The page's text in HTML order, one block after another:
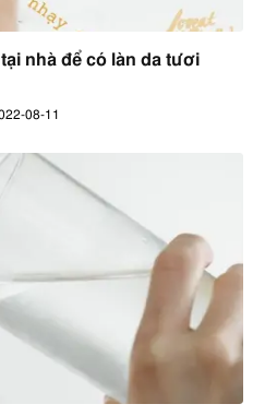
nhà để có làn da tươi
08-11